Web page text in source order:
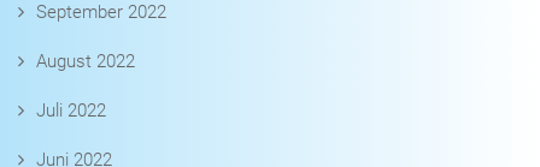
September 2022
August 2022
Juli 2022
Juni 2022